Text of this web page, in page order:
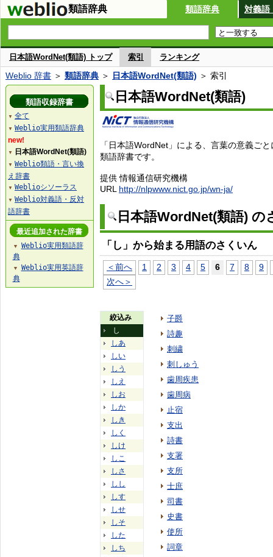
類語辞典 類語辞典 対義語
日本語WordNet(類語) トップ 索引 ランキング
Weblio 辞書 ＞ 類語辞典 ＞ 日本語WordNet(類語) ＞ 索引
日本語WordNet(類語)
「日本語WordNet」による、言葉の意義ご
類語辞書です。
提供 情報通信研究機構
URL http://nlpwww.nict.go.jp/wn-ja/
日本語WordNet(類語) の
「し」から始まる用語のさくいん
＜前へ 1 2 3 4 5 6 7 8
9
次へ＞
絞込み
し
しあ
しい
しう
しえ
しお
しか
しき
しく
しけ
しこ
しさ
しし
しす
しせ
しそ
した
しち
子爵
詩趣
刺繍
刺しゅう
歯周疾患
歯周病
止宿
支出
詩書
支署
支所
士庶
司書
史書
使所
詞章
類語収録辞書
▼ 全て
▼ Weblio実用類語辞典
new!
▼ 日本語WordNet(類語)
▼ Weblio類語・言い換
え辞書
▼ Weblioシソーラス
▼ Weblio対義語・反対
語辞書
最近追加された辞書
▼
Weblio実用類語辞
典
▼
Weblio実用英語辞
典